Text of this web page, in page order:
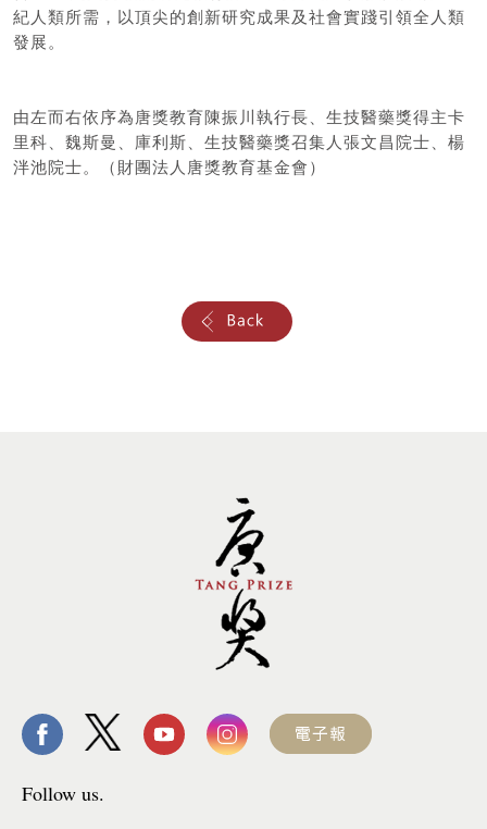
紀人類所需，以頂尖的創新研究成果及社會實踐引領全人類
發展。
由左而右依序為唐獎教育陳振川執行長、生技醫藥獎得主卡
里科、魏斯曼、庫利斯、生技醫藥獎召集人張文昌院士、楊
泮池院士。（財團法人唐獎教育基金會）
Follow us.